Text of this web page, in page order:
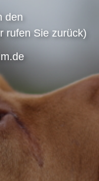
den
rufen Sie zurück)